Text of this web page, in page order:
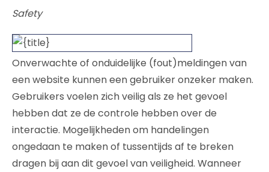
Safety
Onverwachte of onduidelijke (fout)meldingen van
een website kunnen een gebruiker onzeker maken.
Gebruikers voelen zich veilig als ze het gevoel
hebben dat ze de controle hebben over de
interactie. Mogelijkheden om handelingen
ongedaan te maken of tussentijds af te breken
dragen bij aan dit gevoel van veiligheid. Wanneer